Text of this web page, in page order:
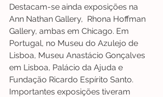
Destacam-se ainda exposições na
Ann Nathan Gallery,  Rhona Hoffman
Gallery, ambas em Chicago. Em
Portugal, no Museu do Azulejo de
Lisboa, Museu Anastácio Gonçalves
em Lisboa, Palácio da Ajuda e
Fundação Ricardo Espírito Santo.
Importantes exposições tiveram